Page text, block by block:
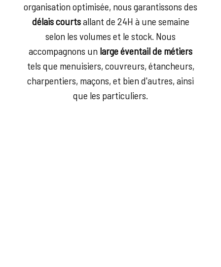
organisation optimisée, nous garantissons des
délais courtsallant de 24H à une semaine
selon les volumes et le stock. Nous
accompagnons un large éventail de métiers
tels que menuisiers, couvreurs, étancheurs,
charpentiers, maçons, et bien d'autres, ainsi
que les particuliers.